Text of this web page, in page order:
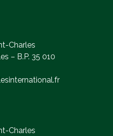
Charles
– B.P. 35 010
Charles